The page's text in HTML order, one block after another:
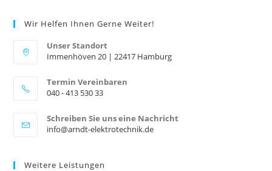
Wir Helfen Ihnen Gerne Weiter!
Unser Standort
Immenhöven 20 | 22417 Hamburg
Termin Vereinbaren
040 - 413 530 33
in
your
Schreiben Sie uns eine Nachricht
info@arndt-elektrotechnik.deOpens
Weitere Leistungen